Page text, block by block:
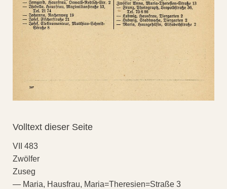
Volltext dieser Seite
VII 483
Zwölfer
Zuseg
— Maria, Hausfrau, Maria=Theresien=Straße 3